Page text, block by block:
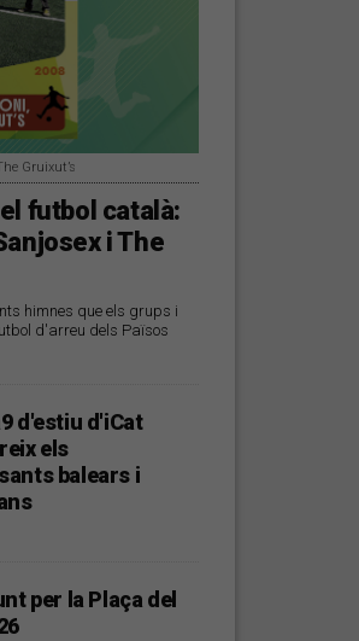
Gruixut’s
futbol català:
i The
himnes que els grups i
d'arreu dels Països
d'estiu d'iCat
els
balears i
per la Plaça del